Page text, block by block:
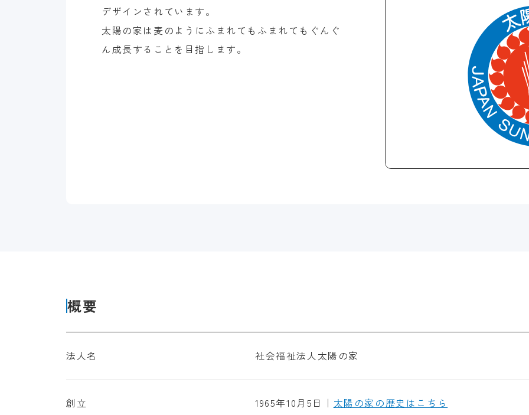
デザインされています。
太陽の家は麦のようにふまれてもふまれてもぐんぐ
ん成長することを目指します。
概要
法人名 社会福祉法人太陽の家
創立 1965年10月5日｜ 太陽の家の歴史はこちら